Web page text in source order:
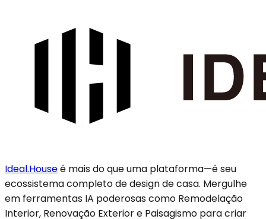
Ideal.Houseé mais do que uma plataforma—é seu
ecossistema completo de design de casa. Mergulhe
em ferramentas IA poderosas como Remodelação
Interior, Renovação Exterior e Paisagismo para criar